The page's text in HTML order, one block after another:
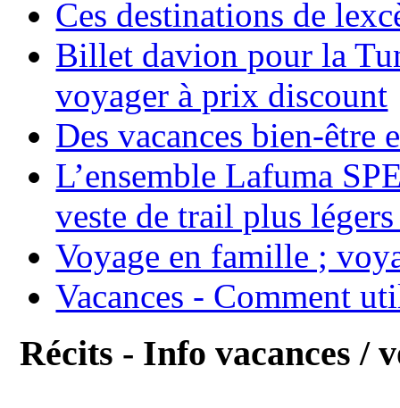
Ces destinations de
Billet davion pour la
voyager à prix discount
Des vacances bien-être
L’ensemble Lafuma
veste de trail plus
Voyage en famille ;
Vacances - Comment
Récits - Info vacances /